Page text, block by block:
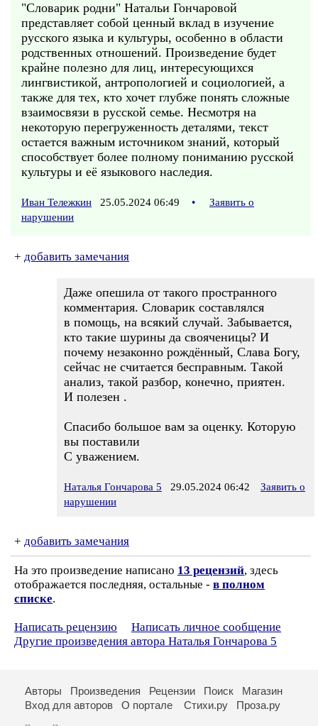
"Словарик родни" Натальи Гончаровой
представляет собой ценный вклад в изучение
русского языка и культуры, особенно в области
родственных отношений. Произведение будет
крайне полезно для лиц, интересующихся
лингвистикой, антропологией и социологией, а
также для тех, кто хочет глубже понять сложные
взаимосвязи в русской семье. Несмотря на
некоторую перегруженность деталями, текст
остается важным источником знаний, который
способствует более полному пониманию русской
культуры и её языкового наследия.
Иван Тележкин 25.05.2024 06:49 •
Заявить о
нарушении
+ добавить замечания
Даже опешила от такого пространного
комментария. Словарик составлялся
в помощь, на всякий случай. Забывается,
кто такие шурины да свояченицы? И
почему незаконно рождённый, Слава Богу,
сейчас не считается бесправным. Такой
анализ, такой разбор, конечно, приятен.
И полезен .
Спасибо большое вам за оценку. Которую
вы поставили
С уважением.
Наталья Гончарова 5 29.05.2024 06:42
Заявить о
нарушении
+ добавить замечания
На это произведение написано 13 рецензий, здесь
отображается последняя, остальные - в полном
списке.
Написать рецензию
Написать личное сообщение
Другие произведения автора Наталья Гончарова 5
Авторы Произведения Рецензии Поиск
Магазин
Вход для авторов
О портале Стихи.ру Проза.ру